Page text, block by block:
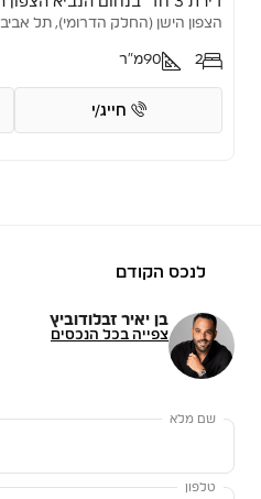
הצפון הישן (החלק הדרומי), תל אביב
2
90מ"ר
חייג/י
לנכס הקודם
בן יאיר זבלודוביץ
צפייה בכל הנכסים
שם מלא
טלפון